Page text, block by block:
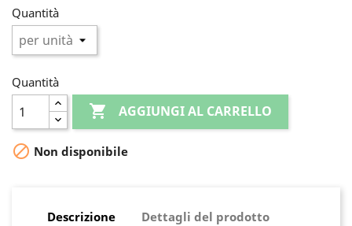
Quantità
Quantità
 AGGIUNGI AL CARRELLO
 Non disponibile
Descrizione Dettagli del prodotto